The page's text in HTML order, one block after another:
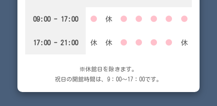
09:00 - 17:00 ● 休 ● ● ● ● ●
17:00 - 21:00 休 休 ● ● ● ● 休
※休館日を除きます。
祝日の開館時間は、9：00～17：00です。